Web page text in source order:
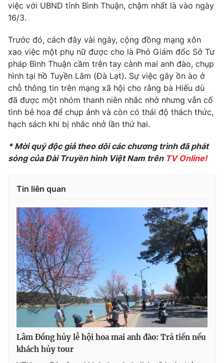
VTV Sức khoẻ
Thị trường 24h Tấm lòng Việt
VTV4 Vươn mình bằng AI
VTV9 VTV8
THỜI BÁO VTV
Theo dõi báo trên
Cơ quan chủ quản:Đài Truyền hình Việt Nam
Cơ quan báo chí:Thời báo VTV
Giấy phép hoạt động báo in và báo điện tử số 483/GP-BTTTT
cấp ngày 29/12/2023
Tổng Biên tập: Vũ Thanh Thủy
Phó Tổng Biên tập: Nguyễn Thị Mỹ Hạnh, Phạm Quốc Thắng,
Nguyễn Trọng Ninh
Tổng đài VTV: 024.38 355 931 - 024.38 355 932
việc với UBND tỉnh Bình Thuận, chậm nhất là vào ngày
16/3.
Trước đó, cách đây vài ngày, cộng đồng mạng xôn
xao việc một phụ nữ được cho là Phó Giám đốc Sở Tư
pháp Bình Thuận cầm trên tay cành mai anh đào, chụp
hình tại hồ Tuyền Lâm (Đà Lạt). Sự việc gây ồn ào ở
chỗ thông tin trên mạng xã hội cho rằng bà Hiếu dù
đã được một nhóm thanh niên nhắc nhở nhưng vẫn cố
tình bẻ hoa để chụp ảnh và còn có thái độ thách thức,
hạch sách khi bị nhắc nhở lần thứ hai.
* Mời quý độc giả theo dõi các chương trình đã phát
sóng của Đài Truyền hình Việt Nam trên TV Online!
Tin liên quan
Lâm Đồng hủy lễ hội hoa mai anh đào: Trả tiền nếu
khách hủy tour